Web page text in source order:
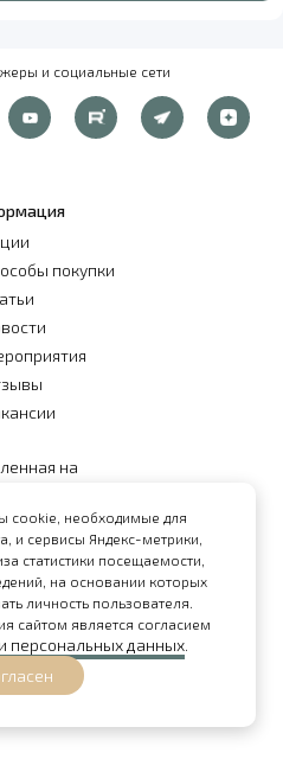
и социальные сети
покупки
на
при каких
офертой,
437 ГК РФ
данных
данных
cookie, необходимые для
и сервисы Яндекс-метрики,
статистики посещаемости,
на основании которых
личность пользователя.
сайтом является согласием
персональных данных